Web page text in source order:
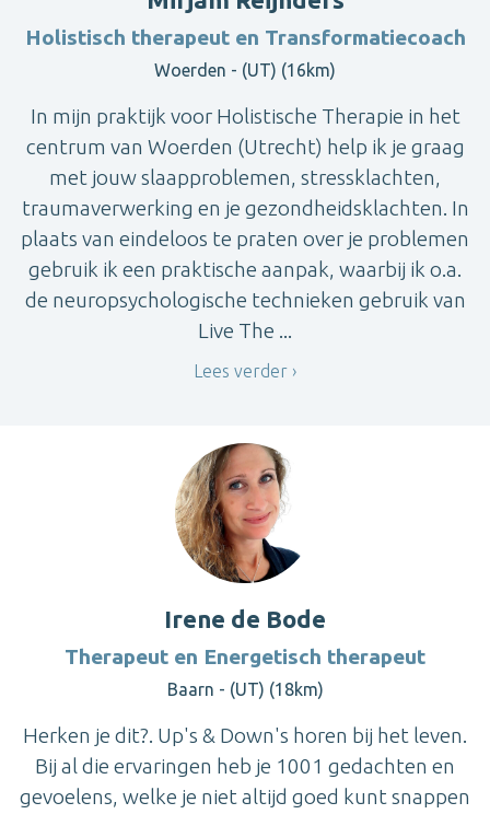
Holistisch therapeut en Transformatiecoach
Woerden - (UT) (16km)
In mijn praktijk voor Holistische Therapie in het
centrum van Woerden (Utrecht) help ik je graag
met jouw slaapproblemen, stressklachten,
traumaverwerking en je gezondheidsklachten. In
plaats van eindeloos te praten over je problemen
gebruik ik een praktische aanpak, waarbij ik o.a.
de neuropsychologische technieken gebruik van
Live The ...
Lees verder
Irene de Bode
Therapeut en Energetisch therapeut
Baarn - (UT) (18km)
Herken je dit?. Up's & Down's horen bij het leven.
Bij al die ervaringen heb je 1001 gedachten en
gevoelens, welke je niet altijd goed kunt snappen